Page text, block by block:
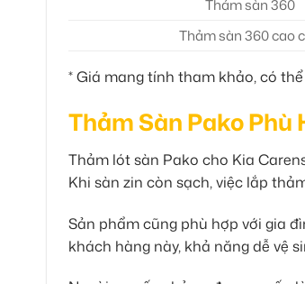
Thảm sàn 360
Thảm sàn 360 cao
* Giá mang tính tham khảo, có
Thảm Sàn Pako Phù
Thảm lót sàn Pako cho Kia
Khi sàn zin còn sạch, việc lắp
Sản phẩm cũng phù hợp với gia
khách hàng này, khả năng dễ vệ